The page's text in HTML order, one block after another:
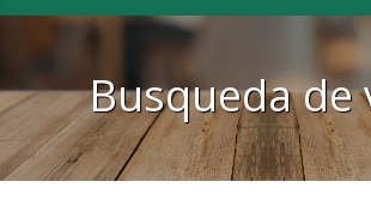
Busqueda de